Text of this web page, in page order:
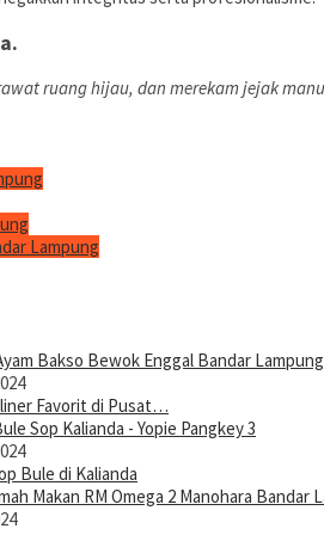
ruang hijau, dan merekam jejak
Lampung
Favorit di Pusat…
Bule di Kalianda